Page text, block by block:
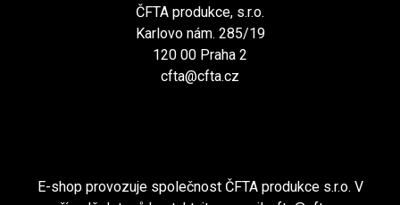
ČFTA produkce, s.r.o.
Karlovo nám. 285/19
120 00 Praha 2
cfta@cfta.cz
E-shop provozuje společnost ČFTA produkce s.r.o. V